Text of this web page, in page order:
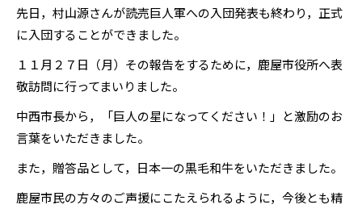
先日，村山源さんが読売巨人軍への入団発表も終わり，正式
に入団することができました。
１１月２７日（月）その報告をするために，鹿屋市役所へ表
敬訪問に行ってまいりました。
中西市長から，「巨人の星になってください！」と激励のお
言葉をいただきました。
また，贈答品として，日本一の黒毛和牛をいただきました。
鹿屋市民の方々のご声援にこたえられるように，今後とも精